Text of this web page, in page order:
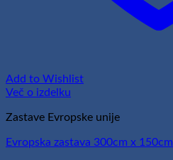
Add to Wishlist
Več o izdelku
Zastave Evropske unije
Evropska zastava 300cm x 150cm